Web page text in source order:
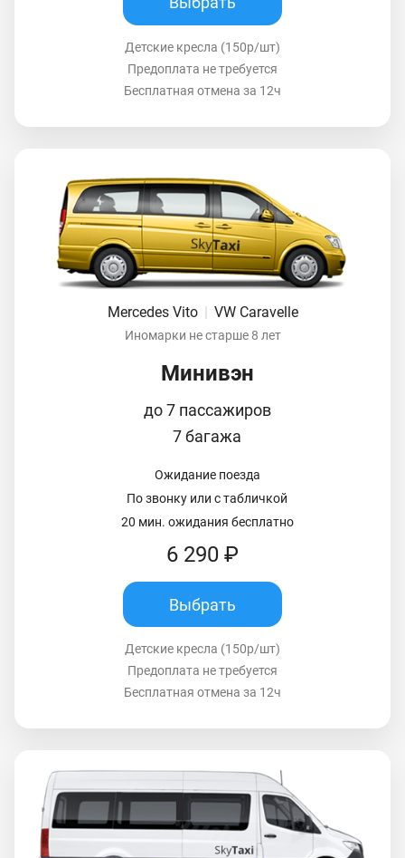
Детские кресла (150р/шт)
Предоплата не требуется
Бесплатная отмена за 12ч
Mercedes Vito VW Caravelle
Иномарки не старше 8 лет
Минивэн
до 7 пассажиров
7 багажа
Ожидание поезда
По звонку или с табличкой
20 мин. ожидания бесплатно
6 290 ₽
Выбрать
Детские кресла (150р/шт)
Предоплата не требуется
Бесплатная отмена за 12ч